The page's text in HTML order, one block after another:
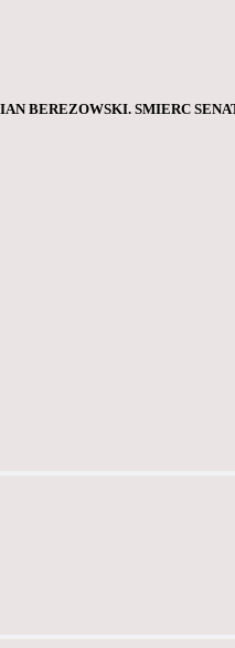
BEREZOWSKI. SMIERC